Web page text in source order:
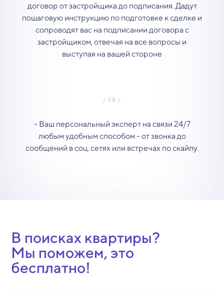
договор от застройщика до подписания. Дадут
пошаговую инструкцию по подготовке к сделке и
сопроводят вас на подписании договора с
застройщиком, отвечая на все вопросы и
выступая на вашей стороне
- Ваш персональный эксперт на связи 24/7
любым удобным способом - от звонка до
сообщений в соц. сетях или встречах по скайпу.
В поисках квартиры?
Мы поможем, это
бесплатно!